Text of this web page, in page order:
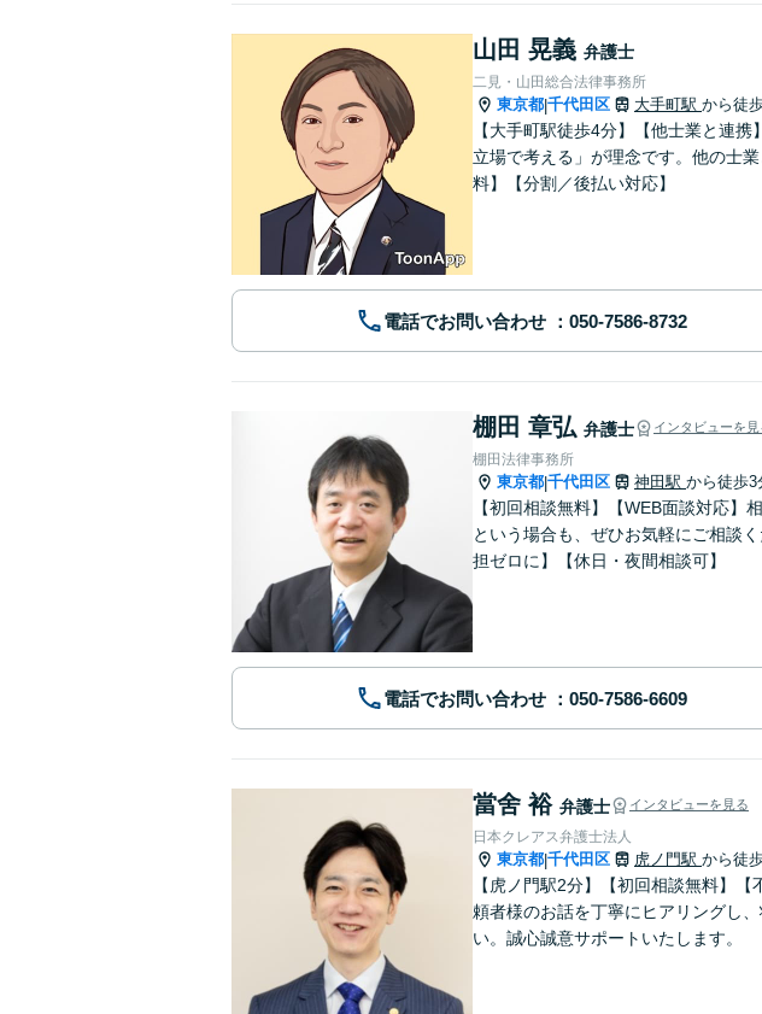
山田 晃義 弁護士
二見・山田総合法律事務所
東京都|千代田区 大手町駅 から徒
【大手町駅徒歩4分】【他士業と連
立場で考える」が理念です。他の士
料】【分割／後払い対応】
電話でお問い合わせ
棚田 章弘 弁護士 インタビューを見
棚田法律事務所
東京都|千代田区 神田駅 から徒歩3
【初回相談無料】【WEB面談対応】
という場合も、ぜひお気軽にご相談
担ゼロに】【休日・夜間相談可】
電話でお問い合わせ
當舍 裕 弁護士 インタビューを見る
日本クレアス弁護士法人
東京都|千代田区 虎ノ門駅 から徒
【虎ノ門駅2分】【初回相談無料】
頼者様のお話を丁寧にヒアリングし
い。誠心誠意サポートいたします。